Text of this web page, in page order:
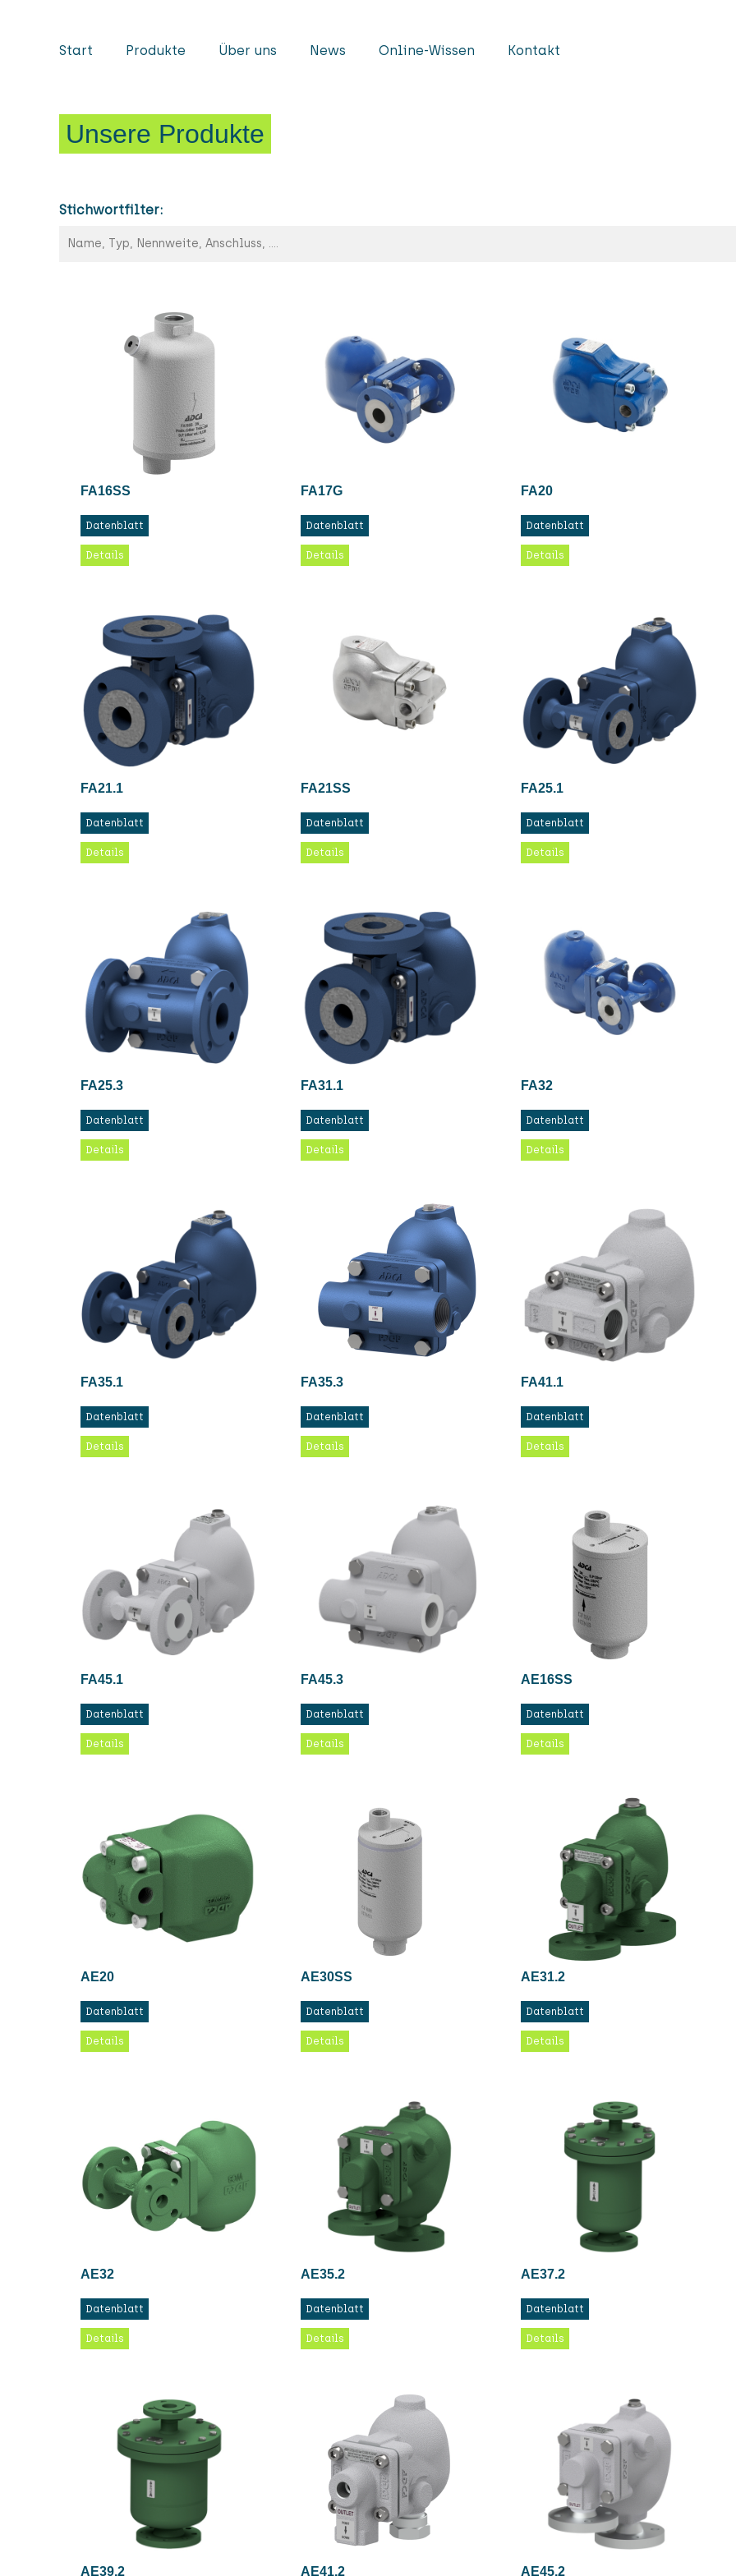
Start Produkte Über uns News Online-Wissen Kontakt
Unsere Produkte
Stichwortfilter:
FA16SS
Datenblatt
Details
FA17G
Datenblatt
Details
FA20
Datenblatt
Details
FA21.1
Datenblatt
Details
FA21SS
Datenblatt
Details
FA25.1
Datenblatt
Details
FA25.3
Datenblatt
Details
FA31.1
Datenblatt
Details
FA32
Datenblatt
Details
FA35.1
Datenblatt
Details
FA35.3
Datenblatt
Details
FA41.1
Datenblatt
Details
FA45.1
Datenblatt
Details
FA45.3
Datenblatt
Details
AE16SS
Datenblatt
Details
AE20
Datenblatt
Details
AE30SS
Datenblatt
Details
AE31.2
Datenblatt
Details
AE32
Datenblatt
Details
AE35.2
Datenblatt
Details
AE37.2
Datenblatt
Details
AE39.2 AE41.2 AE45.2